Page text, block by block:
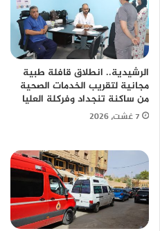
الرشيدية.. انطلاق قافلة طبية
مجانية لتقريب الخدمات الصحية
من ساكنة تنجداد وفركلة العليا
7 غشت، 2026